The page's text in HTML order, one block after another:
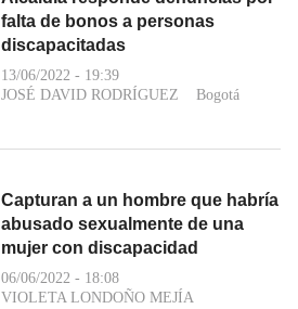
falta de bonos a personas
discapacitadas
13/06/2022 - 19:39
JOSÉ DAVID RODRÍGUEZ
Bogotá
Capturan a un hombre que habría
abusado sexualmente de una
mujer con discapacidad
06/06/2022 - 18:08
VIOLETA LONDOÑO MEJÍA